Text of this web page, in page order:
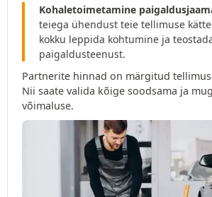
Kohaletoimetamine
teiega ühendust teie tellimuse
kokku leppida kohtumine ja
paigaldusteenust.
Partnerite hinnad on märgitud
Nii saate valida kõige soodsama ja
võimaluse.